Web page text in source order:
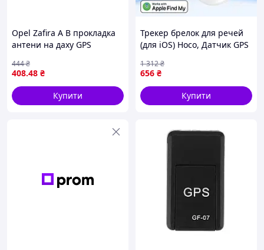
Opel Zafira A B прокладка
антени на даху GPS
408.48 ₴
444₴
Купити
Трекер брелок для речей
(для iOS) Hoco, Датчик GPS
стеження за людиною, ITR
656 ₴
1 312₴
Купити